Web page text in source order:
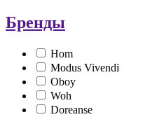
Бренды
Hom
Modus Vivendi
Oboy
Woh
Doreanse